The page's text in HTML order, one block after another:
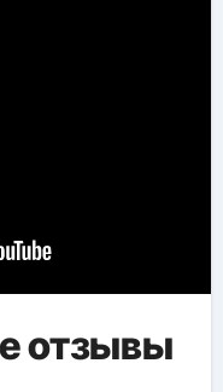
отзывы